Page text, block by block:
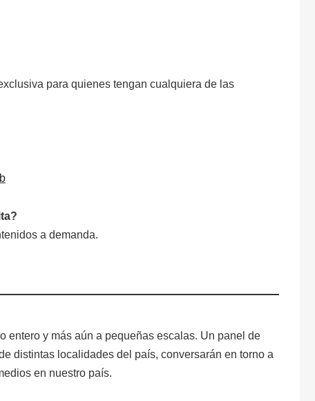
para quienes tengan cualquiera de las
a demanda.
entero y más aún a pequeñas escalas. Un panel de
distintas localidades del país, conversarán en torno a
en nuestro país.